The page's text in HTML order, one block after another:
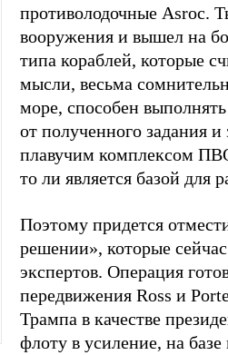
противолодочные Asroc.
вооружения и вышел на
типа кораблей, которые
мысли, весьма
море, способен
от полученного задания
плавучим комплексом
то ли является базой для
Поэтому придется
решении», которые
экспертов. Операция
передвижения Ross и
Трампа в качестве
флоту в усиление, на